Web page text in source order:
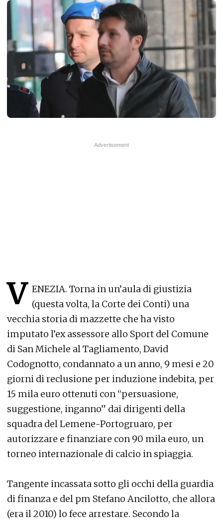
V ENEZIA. Torna in un’aula di giustizia
(questa volta, la Corte dei Conti) una
vecchia storia di mazzette che ha visto
imputato l’ex assessore allo Sport del Comune
di San Michele al Tagliamento, David
Codognotto, condannato a un anno, 9 mesi e 20
giorni di reclusione per induzione indebita, per
15 mila euro ottenuti con “persuasione,
suggestione, inganno” dai dirigenti della
squadra del Lemene-Portogruaro, per
autorizzare e finanziare con 90 mila euro, un
torneo internazionale di calcio in spiaggia.
Tangente incassata sotto gli occhi della guardia
di finanza e del pm Stefano Ancilotto, che allora
(era il 2010) lo fece arrestare. Secondo la